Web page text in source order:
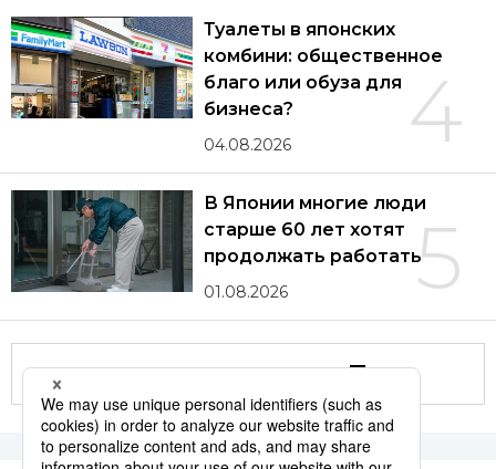
4
Туалеты в японских
комбини: общественное
благо или обуза для
бизнеса?
04.08.2026
5
В Японии многие люди
старше 60 лет хотят
продолжать работать
01.08.2026
Другие статьи по теме